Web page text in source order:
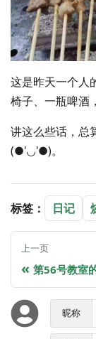
这是昨天一个人
椅子、一瓶啤酒
讲这么些话，总
(●'◡'●)。
标签： 日记
上一页
第56号教室
昵称